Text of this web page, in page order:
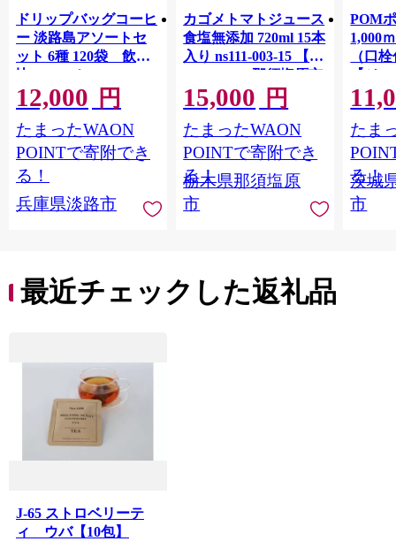
ドリップバッグコーヒ
ー 淡路島アソートセ
ット 6種 120袋 飲み
比べ コーヒー
12,000 円
たまったWAON
POINTで寄附でき
る！
兵庫県淡路市
カゴメトマトジュース
食塩無添加 720ml 15本
入り ns111-003-15 【
KAGOME 那須塩原市
ギフト トマト 野菜 ジ
ュース 飲料 ドリンク
健康 GABA 血圧 コレ
ステロール】
15,000 円
たまったWAON
POINTで寄附でき
る！
栃木県那須塩原
市
POM
1,000
（口
【ジ
Ｍ 爽
ジ 果
ンス
ンド
庫 ド
入れし
アタイ
たま
る！
茨城
市
最近チェックした返礼品
J-65 ストロベリーテ
ィ ウバ【10包】